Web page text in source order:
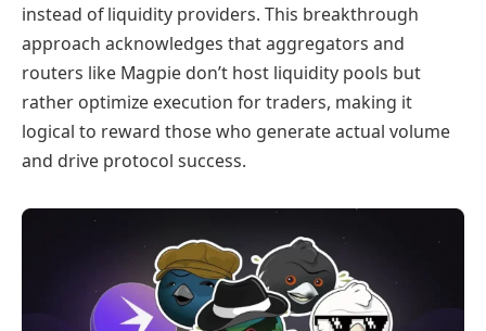
instead of liquidity providers. This breakthrough
approach acknowledges that aggregators and
routers like Magpie don’t host liquidity pools but
rather optimize execution for traders, making it
logical to reward those who generate actual volume
and drive protocol success.